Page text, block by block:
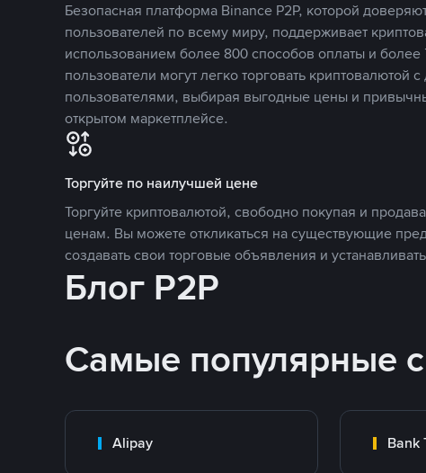
Безопасная платформа Binance P2P, которой
пользователей по всему миру, поддерживает
использованием более 800 способов оплаты и
пользователи могут легко торговать криптовалютой
пользователями, выбирая выгодные цены и
открытом маркетплейсе.
Торгуйте по наилучшей цене
Торгуйте криптовалютой, свободно покупая и
ценам. Вы можете откликаться на существующие
создавать свои торговые объявления и
Блог P2P
Самые популярные
Alipay Bank